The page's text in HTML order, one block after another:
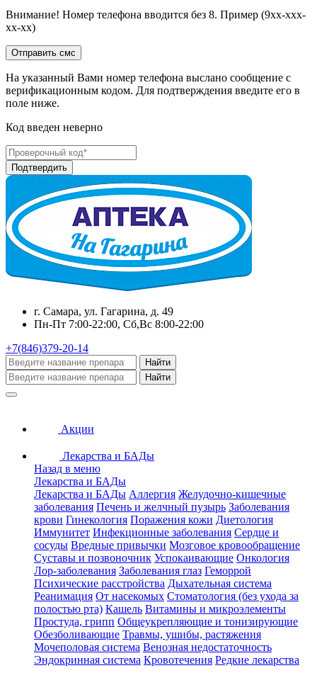
Внимание! Номер телефона вводится без 8. Пример (9хх-ххх-
хх-хх)
На указанный Вами номер телефона выслано сообщение с
верификационным кодом. Для подтверждения введите его в
поле ниже.
Код введен неверно
г. Самара, ул. Гагарина, д. 49
Пн-Пт 7:00-22:00, Сб,Вс 8:00-22:00
+7(846)379-20-14
Найти
Найти
Акции
Лекарства и БАДы
Назад в меню
Лекарства и БАДы
Лекарства и БАДы Аллергия Желудочно-кишечные
заболевания Печень и желчный пузырь Заболевания
крови Гинекология Поражения кожи Диетология
Иммунитет Инфекционные заболевания Сердце и
сосуды Вредные привычки Мозговое кровообращение
Суставы и позвоночник Успокаивающие Онкология
Лор-заболевания Заболевания глаз Геморрой
Психические расстройства Дыхательная система
Реанимация От насекомых Стоматология (без ухода за
полостью рта) Кашель Витамины и микроэлементы
Простуда, грипп Общеукрепляющие и тонизирующие
Обезболивающие Травмы, ушибы, растяжения
Мочеполовая система Венозная недостаточность
Эндокринная система Кровотечения Редкие лекарства